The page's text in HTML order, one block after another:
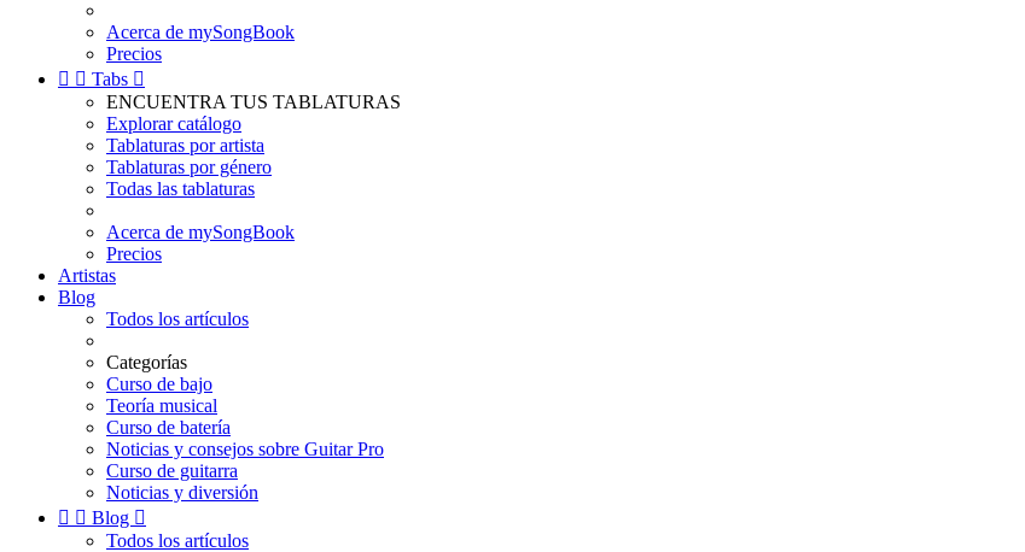
Acerca de mySongBook
Precios
  Tabs 
ENCUENTRA TUS TABLATURAS
Explorar catálogo
Tablaturas por artista
Tablaturas por género
Todas las tablaturas
Acerca de mySongBook
Precios
Artistas
Blog
Todos los artículos
Categorías
Curso de bajo
Teoría musical
Curso de batería
Noticias y consejos sobre Guitar Pro
Curso de guitarra
Noticias y diversión
  Blog 
Todos los artículos